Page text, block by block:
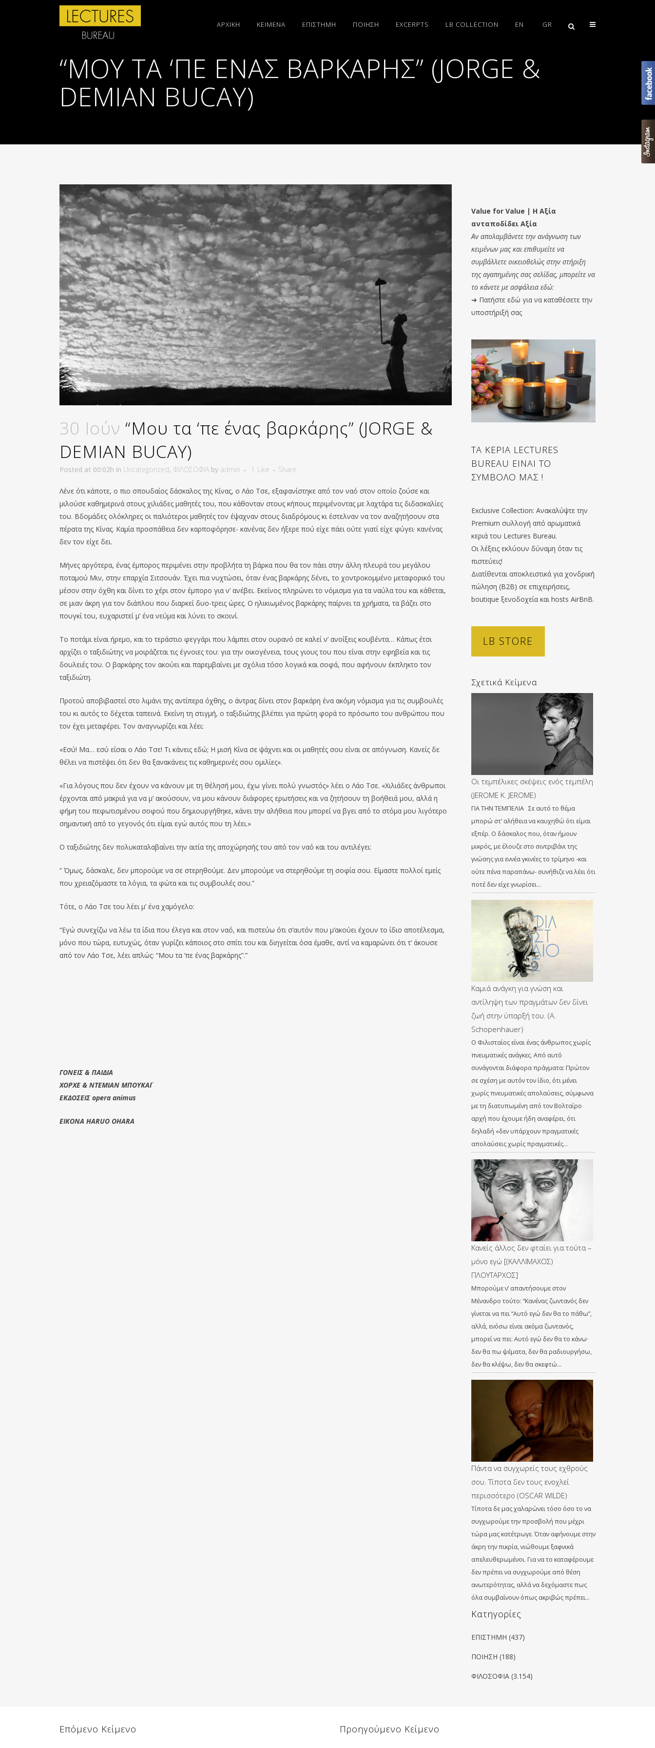
ΑΡΧΙΚΗ ΚΕΙΜΕΝΑ ΕΠΙΣΤΗΜΗ ΠΟΙΗΣΗ EXCERPTS LB COLLECTION EN GR
“ΜΟΥ ΤΑ ‘ΠΕ ΈΝΑΣ ΒΑΡΚΆΡΗΣ” (JORGE &
DEMIAN BUCAY)
30 Ιούν “Μου τα ‘πε ένας βαρκάρης” (JORGE &
DEMIAN BUCAY)
Posted at 00:02h in Uncategorized, ΦΙΛΟΣΟΦΙΑ by admin 1 Like Share
Λένε ότι κάποτε, ο πιο σπουδαίος δάσκαλος της Κίνας, ο Λάο Τσε, εξαφανίστηκε από τον ναό στον οποίο ζούσε και
μιλούσε καθημερινά στους χιλιάδες μαθητές του, που κάθονταν στους κήπους περιμένοντας με λαχτάρα τις διδασκαλίες
του. Βδομάδες ολόκληρες οι παλιότεροι μαθητές τον έψαχναν στους διαδρόμους κι έστελναν να τον αναζητήσουν στα
πέρατα της Κίνας. Καμία προσπάθεια δεν καρποφόρησε- κανένας δεν ήξερε πού είχε πάει ούτε γιατί είχε φύγει· κανένας
δεν τον είχε δει.
Μήνες αργότερα, ένας έμπορος περιμένει στην προβλήτα τη βάρκα που θα τον πάει στην άλλη πλευρά του μεγάλου
ποταμού Μιν, στην επαρχία Σιτσουάν. Έχει πια νυχτώσει, όταν ένας βαρκάρης δένει, το χοντροκομμένο μεταφορικό του
μέσον στην όχθη και δίνει το χέρι στον έμπορο για ν’ ανέβει. Εκείνος πληρώνει το νόμισμα για τα ναύλα του και κάθεται,
σε μιαν άκρη για τον διάπλου που διαρκεί δυο-τρεις ώρες. Ο ηλικιωμένος βαρκάρης παίρνει τα χρήματα, τα βάζει στο
πουγκί του, ευχαριστεί μ’ ένα νεύμα και λύνει το σκοινί.
Το ποτάμι είναι ήρεμο, και το τεράστιο φεγγάρι που λάμπει στον ουρανό σε καλεί ν’ ανοίξεις κουβέντα… Κάπως έτσι
αρχίζει ο ταξιδιώτης να μοιράζεται τις έγνοιες του: για την οικογένεια, τους γιους του που είναι στην εφηβεία και τις
δουλειές του. Ο βαρκάρης τον ακούει και παρεμβαίνει με σχόλια τόσο λογικά και σοφά, που αφήνουν έκπληκτο τον
ταξιδιώτη.
Προτού αποβιβαστεί στο λιμάνι της αντίπερα όχθης, ο άντρας δίνει στον βαρκάρη ένα ακόμη νόμισμα για τις συμβουλές
του κι αυτός το δέχεται ταπεινά. Εκείνη τη στιγμή, ο ταξιδιώτης βλέπει για πρώτη φορά το πρόσωπο του ανθρώπου που
τον έχει μεταφέρει. Τον αναγνωρίζει και λέει:
«Εσύ! Μα… εσύ είσαι ο Λάο Τσε! Τι κάνεις εδώ; Η μισή Κίνα σε ψάχνει και οι μαθητές σου είναι σε απόγνωση. Κανείς δε
θέλει να πιστέψει ότι δεν θα ξανακάνεις τις καθημερινές σου ομιλίες».
«Για λόγους που δεν έχουν να κάνουν με τη θέλησή μου, έχω γίνει πολύ γνωστός» λέει ο Λάο Τσε. «Χιλιάδες άνθρωποι
έρχονται από μακριά για να μ’ ακούσουν, να μου κάνουν διάφορες ερωτήσεις και να ζητήσουν τη βοήθειά μου, αλλά η
φήμη του πεφωτισμένου σοφού που δημιουργήθηκε, κάνει την αλήθεια που μπορεί να βγει από το στόμα μου λιγότερο
σημαντική από το γεγονός ότι είμαι εγώ αυτός που τη λέει.»
Ο ταξιδιώτης δεν πολυκαταλαβαίνει την αιτία της αποχώρησής του από τον ναό και του αντιλέγει:
” Όμως, δάσκαλε, δεν μπορούμε να σε στερηθούμε. Δεν μπορούμε να στερηθούμε τη σοφία σου. Είμαστε πολλοί εμείς
που χρειαζόμαστε τα λόγια, τα φώτα και τις συμβουλές σου.”
Τότε, ο Λάο Τσε του λέει μ’ ένα χαμόγελο:
“Εγώ συνεχίζω να λέω τα ίδια που έλεγα και στον ναό, και πιστεύω ότι σ’αυτόν που μ’ακούει έχουν το ίδιο αποτέλεσμα,
μόνο που τώρα, ευτυχώς, όταν γυρίζει κάποιος στο σπίτι του και διηγείται όσα έμαθε, αντί να καμαρώνει ότι τ’ άκουσε
από τον Λάο Τσε, λέει απλώς: “Μου τα ‘πε ένας βαρκάρης”.”
ΓΟΝΕΙΣ & ΠΑΙΔΙΑ
ΧΟΡΧΕ & ΝΤΕΜΙΑΝ ΜΠΟΥΚΑΪ
ΕΚΔΟΣΕΙΣ opera animus
ΕΙΚΟΝΑ HARUO OHARA
Value for Value | Η Αξία
ανταποδίδει Αξία
Αν απολαμβάνετε την ανάγνωση των
κειμένων μας και επιθυμείτε να
συμβάλλετε οικειοθελώς στην στήριξη
της αγαπημένης σας σελίδας, μπορείτε να
το κάνετε με ασφάλεια εδώ:
➔ Πατήστε εδώ για να καταθέσετε την
υποστήριξή σας
ΤΑ ΚΕΡΙΑ LECTURES
BUREAU ΕΙΝΑΙ ΤΟ
ΣΥΜΒΟΛΟ ΜΑΣ !
Exclusive Collection: Ανακαλύψτε την
Premium συλλογή από αρωματικά
κεριά του Lectures Bureau.
Οι λέξεις εκλύουν δύναμη όταν τις
πιστεύεις!
Διατίθενται αποκλειστικά για χονδρική
πώληση (B2B) σε επιχειρήσεις,
boutique ξενοδοχεία και hosts AirBnB.
LB STORE
Σχετικά Κείμενα
Οι τεμπέλικες σκέψεις ενός τεμπέλη
(JEROME K. JEROME)
ΓΙΑ ΤΗΝ ΤΕΜΠΕΛΙΑ Σε αυτό το θέμα
μπορώ στ’ αλήθεια να καυχηθώ ότι είμαι
εξπέρ. Ο δάσκαλος που, όταν ήμουν
μικρός, με έλουζε στο σιντριβάνι της
γνώσης για εννέα γκινέες το τρίμηνο -και
ούτε πένα παραπάνω- συνήθιζε να λέει ότι
ποτέ δεν είχε γνωρίσει…
Καμιά ανάγκη για γνώση και
αντίληψη των πραγμάτων δεν δίνει
ζωή στην ύπαρξή του. (A.
Schopenhauer)
Ο Φιλισταίος είναι ένας άνθρωπος χωρίς
πνευματικές ανάγκες. Από αυτό
συνάγονται διάφορα πράγματα: Πρώτον
σε σχέση με αυτόν τον ίδιο, ότι μένει
χωρίς πνευματικές απολαύσεις, σύμφωνα
με τη διατυπωμένη από τον Βολταίρο
αρχή που έχουμε ήδη αναφέρει, ότι
δηλαδή «δεν υπάρχουν πραγματικές
απολαύσεις χωρίς πραγματικές…
Κανείς άλλος δεν φταίει για τούτα –
μόνο εγώ [(ΚΑΛΛΙΜΑΧΟΣ)
ΠΛΟΥΤΑΡΧΟΣ]
Μπορούμε ν’ απαντήσουμε στον
Μένανδρο τούτο: “Κανένας ζωντανός δεν
γίνεται να πει “Αυτό εγώ δεν θα το πάθω”,
αλλά, ενόσω είναι ακόμα ζωντανός,
μπορεί να πει: Αυτό εγώ δεν θα το κάνω·
δεν θα πω ψέματα, δεν θα ραδιουργήσω,
δεν θα κλέψω, δεν θα σκεφτώ…
Πάντα να συγχωρείς τους εχθρούς
σου. Τίποτα δεν τους ενοχλεί
περισσότερο (OSCAR WILDE)
Τίποτα δε μας χαλαρώνει τόσο όσο το να
συγχωρούμε την προσβολή που μέχρι
τώρα μας κατέτρωγε. Όταν αφήνουμε στην
άκρη την πικρία, νιώθουμε ξαφνικά
απελευθερωμένοι. Για να το καταφέρουμε
δεν πρέπει να συγχωρούμε από θέση
ανωτερότητας, αλλά να δεχόμαστε πως
όλα συμβαίνουν όπως ακριβώς πρέπει…
Kατηγορίες
ΕΠΙΣΤΗΜΗ (437)
ΠΟΙΗΣΗ (188)
ΦΙΛΟΣΟΦΙΑ (3.154)
Επόμενο Κείμενο Προηγούμενο Κείμενο